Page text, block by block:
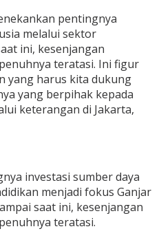
pentingnya
melalui sektor
ini, kesenjangan
teratasi. Ini figur
yang harus kita dukung
yang berpihak kepada
keterangan di Jakarta,
investasi sumber daya
menjadi fokus Ganjar
saat ini, kesenjangan
teratasi.